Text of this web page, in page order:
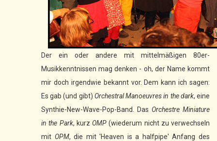
Der ein oder andere mit mittelmäßigen 80er-
Musikkenntnissen mag denken - oh, der Name kommt
mir doch irgendwie bekannt vor. Dem kann ich sagen:
Es gab (und gibt) Orchestral Manoeuvres in the dark, eine
Synthie-New-Wave-Pop-Band. Das Orchestre Miniature
in the Park, kurz OMP(wiederum nicht zu verwechseln
mit OPM, die mit 'Heaven is a halfpipe' Anfang des